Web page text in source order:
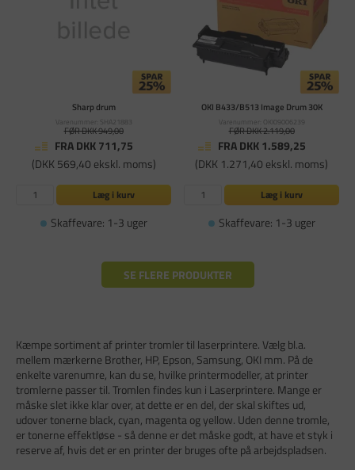
Sharp drum
Varenummer: SHA21883
FØR DKK 949,00
FRA DKK 711,75
(DKK 569,40 ekskl. moms)
Læg i kurv
Skaffevare: 1-3 uger
OKI B433/B513 Image Drum 30K
Varenummer: OKI09006239
FØR DKK 2.119,00
FRA DKK 1.589,25
(DKK 1.271,40 ekskl. moms)
Læg i kurv
Skaffevare: 1-3 uger
SE FLERE PRODUKTER
Kæmpe sortiment af printer tromler til laserprintere. Vælg bl.a.
mellem mærkerne Brother, HP, Epson, Samsung, OKI mm. På de
enkelte varenumre, kan du se, hvilke printermodeller, at printer
tromlerne passer til. Tromlen findes kun i Laserprintere. Mange er
måske slet ikke klar over, at dette er en del, der skal skiftes ud,
udover tonerne black, cyan, magenta og yellow. Uden denne tromle,
er tonerne effektløse - så denne er det måske godt, at have et styk i
reserve af, hvis det er en printer der bruges ofte på arbejdspladsen.